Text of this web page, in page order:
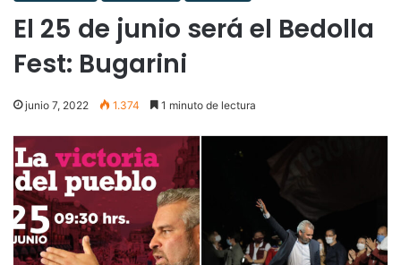
El 25 de junio será el Bedolla
Fest: Bugarini
junio 7, 2022 1.374 1 minuto de lectura